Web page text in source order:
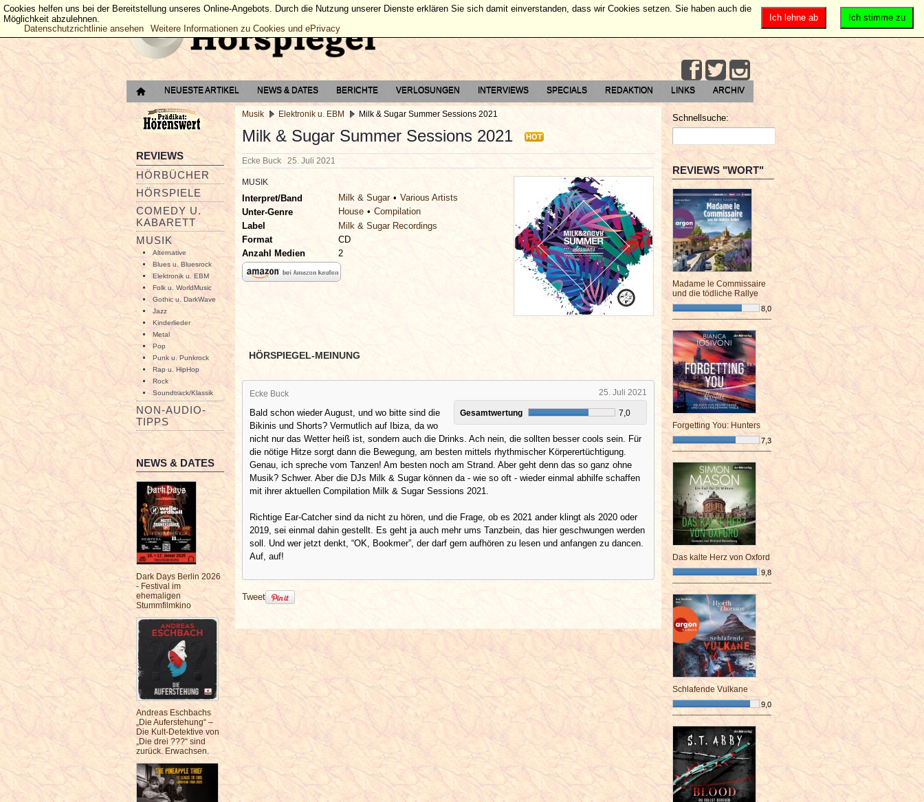
NEUESTE ARTIKEL NEWS & DATES BERICHTE VERLOSUNGEN INTERVIEWS SPECIALS REDAKTION LINKS ARCHIV
REVIEWS
HÖRBÜCHER
HÖRSPIELE
COMEDY U.
KABARETT
MUSIK
Alternative
Blues u. Bluesrock
Elektronik u. EBM
Folk u. WorldMusic
Gothic u. DarkWave
Jazz
Kinderlieder
Metal
Pop
Punk u. Punkrock
Rap u. HipHop
Rock
Soundtrack/Klassik
NON-AUDIO-
TIPPS
NEWS & DATES
Dark Days Berlin 2026
- Festival im
ehemaligen
Stummfilmkino
Andreas Eschbachs
„Die Auferstehung“ –
Die Kult-Detektive von
„Die drei ???“ sind
zurück. Erwachsen.
Musik Elektronik u. EBM Milk & Sugar Summer Sessions 2021
Milk & Sugar Summer Sessions 2021 HOT
Ecke Buck 25. Juli 2021
MUSIK
Interpret/Band Milk & Sugar
Various Artists
Unter-Genre
House
Compilation
Label
Milk & Sugar Recordings
Format
CD
Anzahl Medien
2
HÖRSPIEGEL-MEINUNG
25. Juli 2021
Ecke Buck
Gesamtwertung 7,0
Bald schon wieder August, und wo bitte sind die
Bikinis und Shorts? Vermutlich auf Ibiza, da wo
nicht nur das Wetter heiß ist, sondern auch die Drinks. Ach nein, die sollten besser cools sein. Für
die nötige Hitze sorgt dann die Bewegung, am besten mittels rhythmischer Körperertüchtigung.
Genau, ich spreche vom Tanzen! Am besten noch am Strand. Aber geht denn das so ganz ohne
Musik? Schwer. Aber die DJs Milk & Sugar können da - wie so oft - wieder einmal abhilfe schaffen
mit ihrer aktuellen Compilation Milk & Sugar Sessions 2021.
Richtige Ear-Catcher sind da nicht zu hören, und die Frage, ob es 2021 ander klingt als 2020 oder
2019, sei einmal dahin gestellt. Es geht ja auch mehr ums Tanzbein, das hier geschwungen werden
soll. Und wer jetzt denkt, “OK, Bookmer”, der darf gern aufhören zu lesen und anfangen zu dancen.
Auf, auf!
Tweet
Schnellsuche:
REVIEWS "WORT"
Madame le Commissaire
und die tödliche Rallye
8,0
¯¯¯¯¯¯¯¯¯¯¯¯¯¯¯¯¯¯¯¯¯¯¯¯
Forgetting You: Hunters
7,3
¯¯¯¯¯¯¯¯¯¯¯¯¯¯¯¯¯¯¯¯¯¯¯¯
Das kalte Herz von Oxford
9,8
¯¯¯¯¯¯¯¯¯¯¯¯¯¯¯¯¯¯¯¯¯¯¯¯
Schlafende Vulkane
9,0
¯¯¯¯¯¯¯¯¯¯¯¯¯¯¯¯¯¯¯¯¯¯¯¯
Ich stimme zu
Ich lehne ab
Cookies helfen uns bei der Bereitstellung unseres Online-Angebots. Durch die Nutzung unserer Dienste erklären Sie sich damit einverstanden, dass wir Cookies setzen. Sie haben auch die
Möglichkeit abzulehnen.
Datenschutzrichtlinie ansehen
Weitere Informationen zu Cookies und ePrivacy